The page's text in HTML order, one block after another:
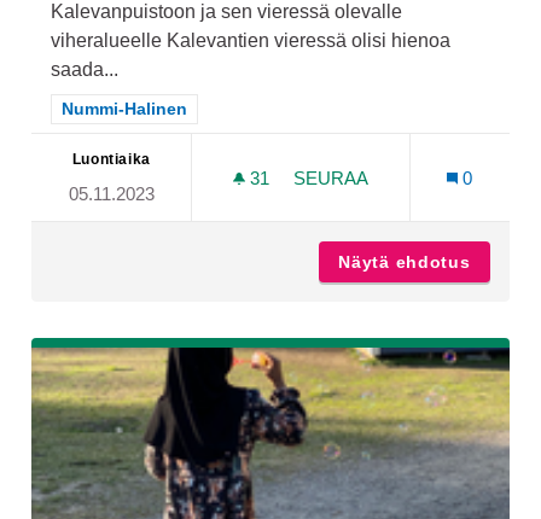
Kalevanpuistoon ja sen vieressä olevalle
viheralueelle Kalevantien vieressä olisi hienoa
saada...
Rajaa tulokset teeman mukaan: Nummi-Halinen
Nummi-Halinen
Luontiaika
05.11.2023
31 31 SEURAAJAA
SEURAA
0
Näytä ehdotus